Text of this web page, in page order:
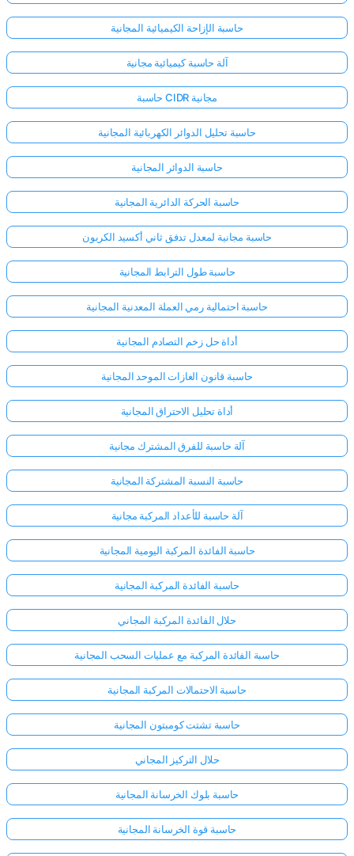
حاسبة الإزاحة الكيميائية المجانية
آلة حاسبة كيميائية مجانية
حاسبة CIDR مجانية
حاسبة تحليل الدوائر الكهربائية المجانية
حاسبة الدوائر المجانية
حاسبة الحركة الدائرية المجانية
حاسبة مجانية لمعدل تدفق ثاني أكسيد الكربون
حاسبة طول الترابط المجانية
حاسبة احتمالية رمي العملة المعدنية المجانية
أداة حل زخم التصادم المجانية
حاسبة قانون الغازات الموحد المجانية
أداة تحليل الاحتراق المجانية
آلة حاسبة للفرق المشترك مجانية
حاسبة النسبة المشتركة المجانية
آلة حاسبة للأعداد المركبة مجانية
حاسبة الفائدة المركبة اليومية المجانية
حاسبة الفائدة المركبة المجانية
حلال الفائدة المركبة المجاني
حاسبة الفائدة المركبة مع عمليات السحب المجانية
حاسبة الاحتمالات المركبة المجانية
حاسبة تشتت كومبتون المجانية
حلال التركيز المجاني
حاسبة بلوك الخرسانة المجانية
حاسبة قوة الخرسانة المجانية